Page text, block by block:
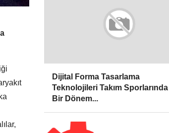
Dijital Forma Tasarlama
Teknolojileri Takım
Bir Dönem...